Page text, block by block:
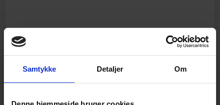
Samtykke Detaljer Om